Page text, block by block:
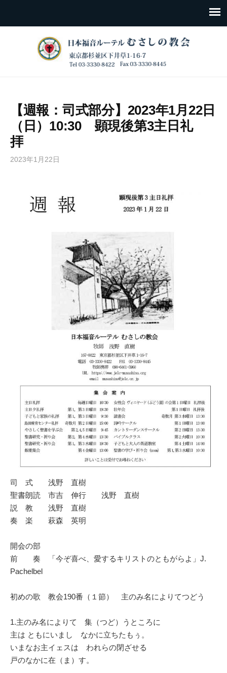
【週報：司式部分】2023年1月22日
（日）10:30 顕現後第3主日礼
拝
2023年1月22日
司 式 浅野 直樹
聖書朗読 市吉 伸行 浅野 直樹
説 教 浅野 直樹
奏 楽 萩森 英明
開会の部
前 奏 「今ぞ喜べ、愛するキリストのともがらよ」J.
Pachelbel
初めの歌 教会190番（１節） 主のみ名によりてつどう
1.主のみ名によりて 集（つど）うところに
主は ともにいまし なかに立ちたもぅ。
いまなお主イェスは われらの閉ざせる
戸のなかに在（ま）す。